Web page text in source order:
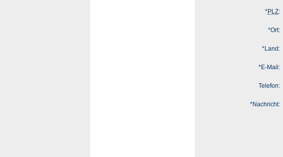
*PLZ:
*Ort:
*Land:
*E-Mail:
Telefon:
*Nachricht: